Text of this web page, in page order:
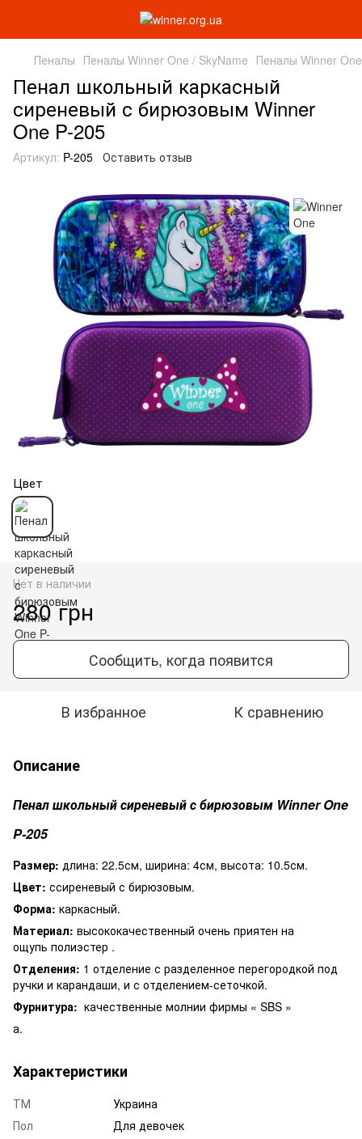
Пеналы Пеналы Winner One / SkyName Пеналы Winner
Пенал школьный каркасный
сиреневый с бирюзовым Winner
One P-205
Артикул: P-205 Оставить отзыв
Цвет
Нет в наличии
280 грн
Сообщить, когда появится
В избранное К сравнению
Описание
Пенал школьный сиреневый с бирюзовым Winner One
P-205
Размер: длина: 22.5см, ширина: 4см, высота: 10.5см.
Цвет: ссиреневый с бирюзовым.
Форма: каркасный.
Материал: высококачественный очень приятен на
ощупь полиэстер .
Отделения: 1 отделение с разделенное перегородкой под
ручки и карандаши, и с отделением-сеточкой.
Фурнитура: качественные молнии фирмы « SBS »
а.
Характеристики
ТМ
Украина
Пол
Для девочек